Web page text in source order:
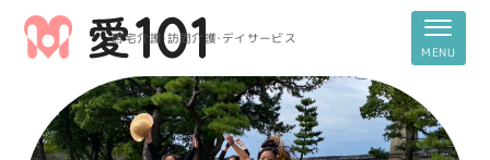
居宅介護・訪問介護・デイサービス